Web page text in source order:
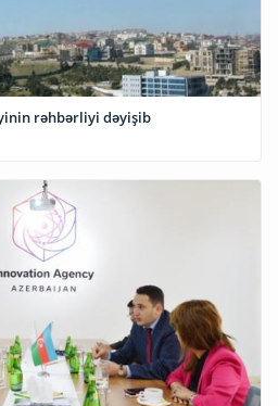
rəhbərliyi dəyişib